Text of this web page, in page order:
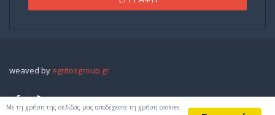
weaved by egritosgroup.gr
Με τη χρήση της σελίδας μας αποδέχεστε τη χρήση cookies.